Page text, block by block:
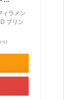
ィラメン
プリン
）